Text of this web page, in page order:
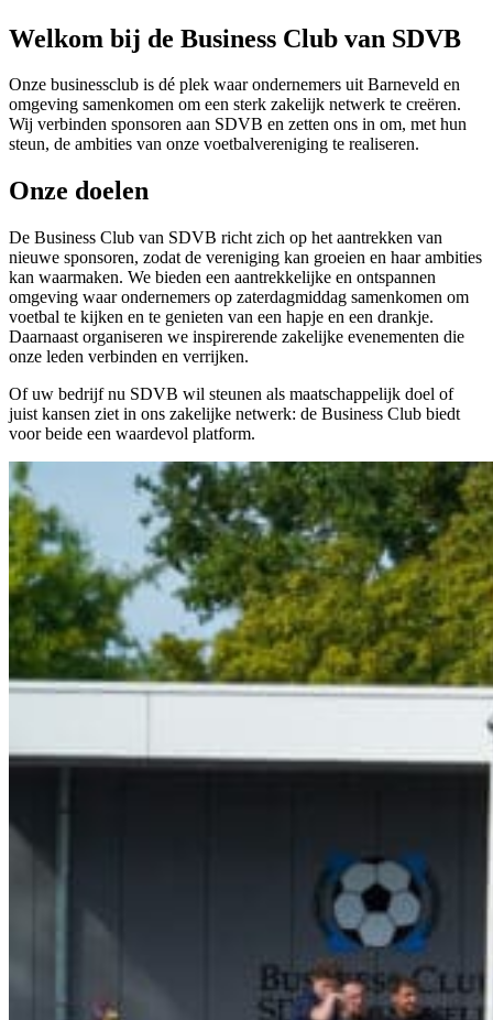
Welkom bij de Business Club van SDVB
Onze businessclub is dé plek waar ondernemers uit Barneveld en
omgeving samenkomen om een sterk zakelijk netwerk te creëren.
Wij verbinden sponsoren aan SDVB en zetten ons in om, met hun
steun, de ambities van onze voetbalvereniging te realiseren.
Onze doelen
De Business Club van SDVB richt zich op het aantrekken van
nieuwe sponsoren, zodat de vereniging kan groeien en haar ambities
kan waarmaken. We bieden een aantrekkelijke en ontspannen
omgeving waar ondernemers op zaterdagmiddag samenkomen om
voetbal te kijken en te genieten van een hapje en een drankje.
Daarnaast organiseren we inspirerende zakelijke evenementen die
onze leden verbinden en verrijken.
Of uw bedrijf nu SDVB wil steunen als maatschappelijk doel of
juist kansen ziet in ons zakelijke netwerk: de Business Club biedt
voor beide een waardevol platform.